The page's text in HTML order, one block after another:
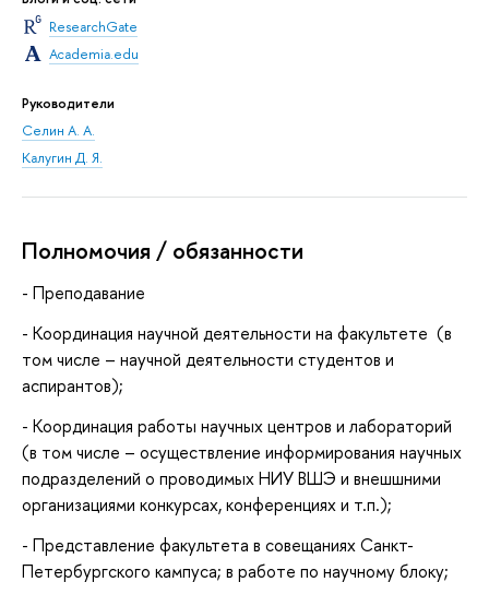
ResearchGate
Academia.edu
Руководители
Селин А. А.
Калугин Д. Я.
Полномочия / обязанности
- Преподавание
- Координация научной деятельности на факультете (в
том числе – научной деятельности студентов и
аспирантов);
- Координация работы научных центров и лабораторий
(в том числе – осуществление информирования научных
подразделений о проводимых НИУ ВШЭ и внешшними
организациями конкурсах, конференциях и т.п.);
- Представление факультета в совещаниях Санкт-
Петербургского кампуса; в работе по научному блоку;